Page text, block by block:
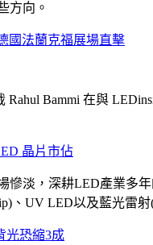
方向。
國法蘭克福展場直擊
Rahul Bammi 在與
晶片市佔
慘淡，深耕LED產業多
、UV LED以及藍光雷
光恐縮3成